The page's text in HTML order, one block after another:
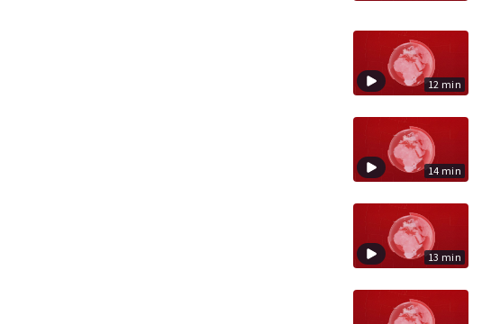
12 min
14 min
13 min